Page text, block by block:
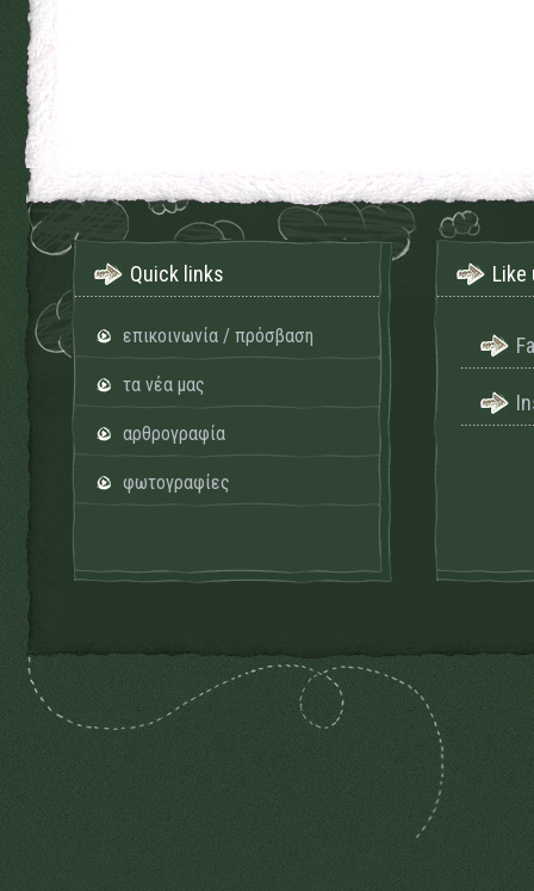
Quick links
επικοινωνία / πρόσβαση
τα νέα μας
αρθρογραφία
φωτογραφίες
Like